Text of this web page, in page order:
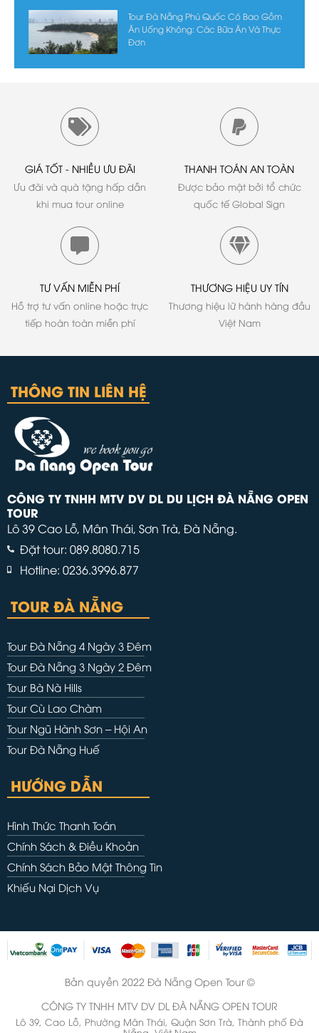
Tour Đà Nẵng Phú Quốc Có Bao Gồm
Ăn Uống Không: Các Bữa Ăn Và Thực
Đơn
GIÁ TỐT - NHIỀU ƯU ĐÃI
Ưu đãi và quà tặng hấp dẫn
khi mua tour online
THANH TOÁN AN TOÀN
Được bảo mật bởi tổ chức
quốc tế Global Sign
TƯ VẤN MIỄN PHÍ
Hỗ trợ tư vấn online hoặc trực
tiếp hoàn toàn miễn phí
THƯƠNG HIỆU UY TÍN
Thương hiệu lữ hành hàng đầu
Việt Nam
THÔNG TIN LIÊN HỆ
CÔNG TY TNHH MTV DV DL DU LỊCH ĐÀ NẴNG OPEN
TOUR
Lô 39 Cao Lỗ, Mân Thái, Sơn Trà, Đà Nẵng.
Đặt tour: 089.8080.715
Hotline: 0236.3996.877
TOUR ĐÀ NẴNG
Tour Đà Nẵng 4 Ngày 3 Đêm
Tour Đà Nẵng 3 Ngày 2 Đêm
Tour Bà Nà Hills
Tour Cù Lao Chàm
Tour Ngũ Hành Sơn – Hội An
Tour Đà Nẵng Huế
HƯỚNG DẪN
Hình Thức Thanh Toán
Chính Sách & Điều Khoản
Chính Sách Bảo Mật Thông Tin
Khiếu Nại Dịch Vụ
Bản quyền 2022 Đà Nẵng Open Tour ©
CÔNG TY TNHH MTV DV DL ĐÀ NẴNG OPEN TOUR
Lô 39, Cao Lỗ, Phường Mân Thái, Quận Sơn Trà, Thành phố Đà